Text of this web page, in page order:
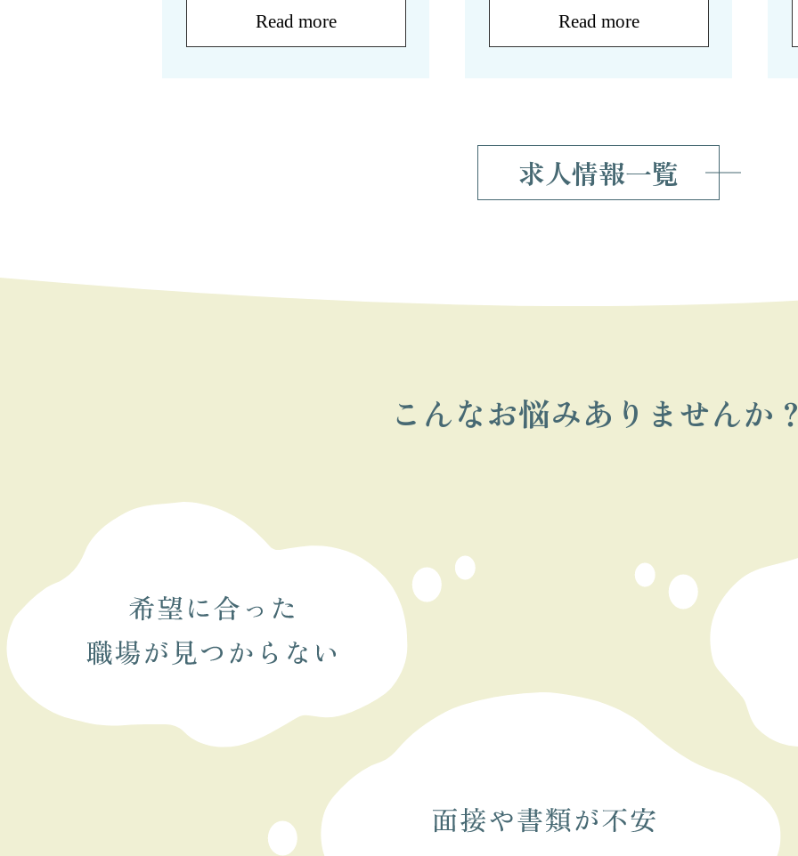
26年、新たな鍼灸マッサージ院
を開設予定。 院内施術と訪問マ
Read more
お客様の事だけを考え施術を出
来る先生を大募集です。店は、
Read more
求人情報一覧
こんなお悩みありませんか